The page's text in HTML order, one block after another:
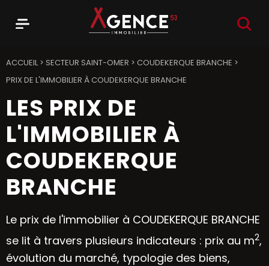
ACCUEIL> SECTEUR SAINT-OMER > COUDEKERQUE BRANCHE >
PRIX DE L'IMMOBILIER À COUDEKERQUE BRANCHE
LES PRIX DE
L'IMMOBILIER À
COUDEKERQUE
BRANCHE
Le prix de l'immobilier à COUDEKERQUE BRANCHE
se lit à travers plusieurs indicateurs : prix au m2,
évolution du marché, typologie des biens,